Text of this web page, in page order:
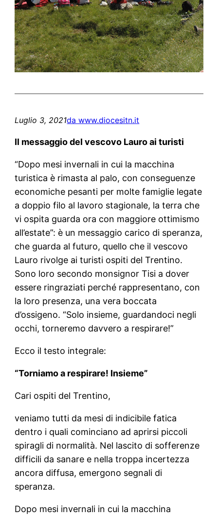
Luglio 3, 2021da www.diocesitn.it
Il messaggio del vescovo Lauro ai turisti
“Dopo mesi invernali in cui la macchina
turistica è rimasta al palo, con conseguenze
economiche pesanti per molte famiglie legate
a doppio filo al lavoro stagionale, la terra che
vi ospita guarda ora con maggiore ottimismo
all’estate”: è un messaggio carico di speranza,
che guarda al futuro, quello che il vescovo
Lauro rivolge ai turisti ospiti del Trentino.
Sono loro secondo monsignor Tisi a dover
essere ringraziati perché rappresentano, con
la loro presenza, una vera boccata
d’ossigeno. “Solo insieme, guardandoci negli
occhi, torneremo davvero a respirare!”
Ecco il testo integrale:
“Torniamo a respirare! Insieme”
Cari ospiti del Trentino,
veniamo tutti da mesi di indicibile fatica
dentro i quali cominciano ad aprirsi piccoli
spiragli di normalità. Nel lascito di sofferenze
difficili da sanare e nella troppa incertezza
ancora diffusa, emergono segnali di
speranza.
Dopo mesi invernali in cui la macchina